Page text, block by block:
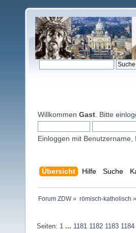
Willkommen Gast . Bitte
Einloggen mit
Übersicht Hilfe Suche
Forum ZDW» römisch-katholisch »
Seiten: 1 ... 1181 1182 1183 1184